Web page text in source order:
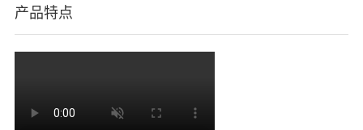
产品特点